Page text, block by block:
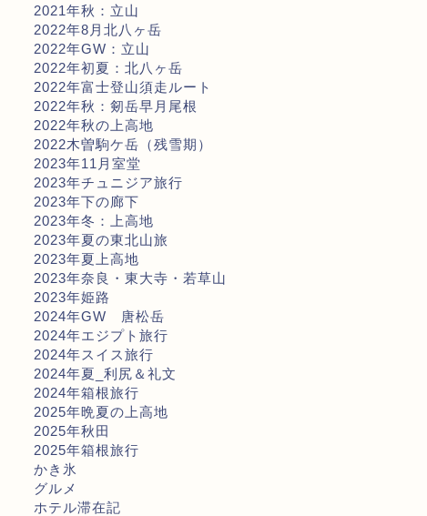
2021年秋：立山
2022年8月北八ヶ岳
2022年GW：立山
2022年初夏：北八ヶ岳
2022年富士登山須走ルート
2022年秋：剱岳早月尾根
2022年秋の上高地
2022木曽駒ケ岳（残雪期）
2023年11月室堂
2023年チュニジア旅行
2023年下の廊下
2023年冬：上高地
2023年夏の東北山旅
2023年夏上高地
2023年奈良・東大寺・若草山
2023年姫路
2024年GW 唐松岳
2024年エジプト旅行
2024年スイス旅行
2024年夏_利尻＆礼文
2024年箱根旅行
2025年晩夏の上高地
2025年秋田
2025年箱根旅行
かき氷
グルメ
ホテル滞在記